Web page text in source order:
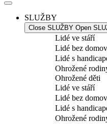
SLUŽBY
Close SLUŽBY Open
Lidé ve stáří
Lidé bez
Lidé s
Ohrožené
Ohrožené děti
Lidé ve stáří
Lidé bez
Lidé s
Ohrožené